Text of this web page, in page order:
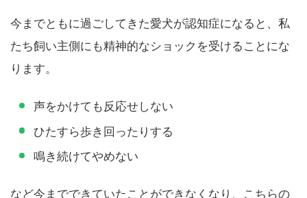
今までともに過ごしてきた愛犬が認知症になると、私
たち飼い主側にも精神的なショックを受けることにな
ります。
声をかけても反応せしない
ひたすら歩き回ったりする
鳴き続けてやめない
など今までできていたことができなくなり、こちらの